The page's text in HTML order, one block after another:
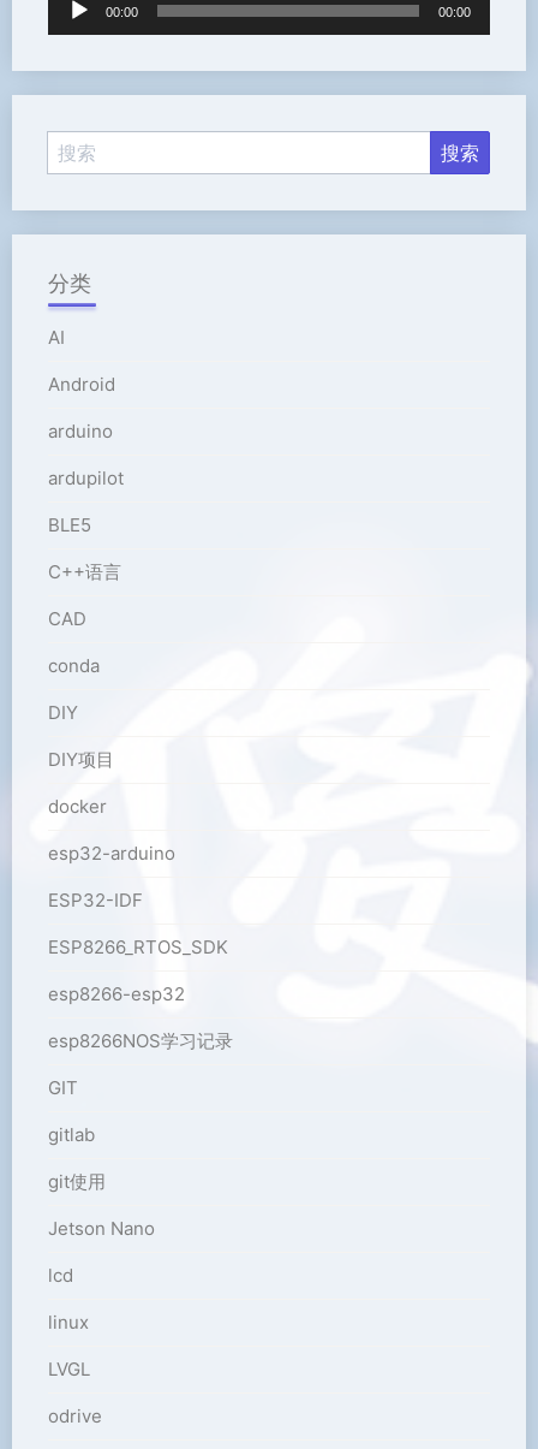
放
00:00 00:00
分类
AI
Android
arduino
ardupilot
BLE5
C++语言
CAD
conda
DIY
DIY项目
docker
esp32-arduino
ESP32-IDF
ESP8266_RTOS_SDK
esp8266-esp32
esp8266NOS学习记录
GIT
gitlab
git使用
Jetson Nano
lcd
linux
LVGL
odrive